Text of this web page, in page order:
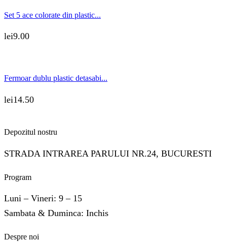
Set 5 ace colorate din plastic...
lei9.00
Fermoar dublu plastic detasabi...
lei14.50
Depozitul nostru
STRADA INTRAREA PARULUI NR.24, BUCURESTI
Program
Luni – Vineri: 9 – 15
Sambata & Duminca: Inchis
Despre noi